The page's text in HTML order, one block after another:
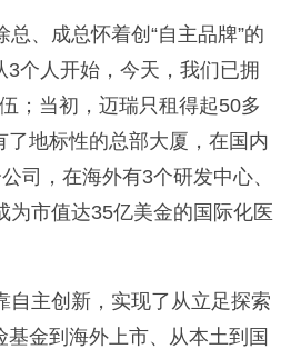
、成总怀着创“自主品牌”的
个人开始，今天，我们已拥
；当初，迈瑞只租得起50多
地标性的总部大厦，在国内
司，在海外有3个研发中心、
为市值达35亿美金的国际化医
自主创新，实现了从立足探索
金到海外上市、从本土到国